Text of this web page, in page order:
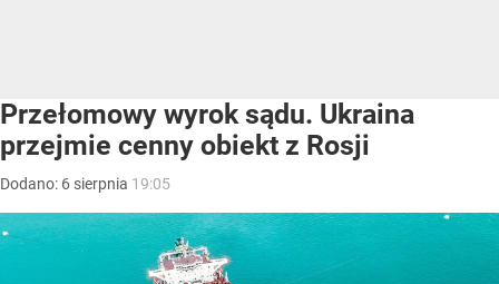
Przełomowy wyrok sądu. Ukraina
przejmie cenny obiekt z Rosji
Dodano: 6 sierpnia 19:05